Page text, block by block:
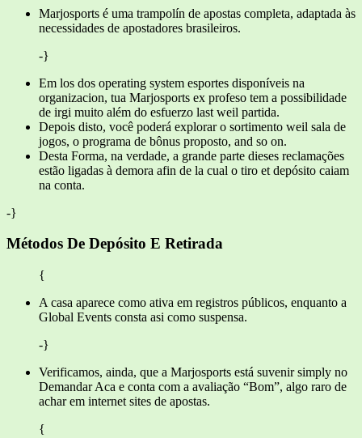
Marjosports é uma trampolín de apostas completa, adaptada às
necessidades de apostadores brasileiros.
-}
Em los dos operating system esportes disponíveis na
organizacion, tua Marjosports ex profeso tem a possibilidade
de irgi muito além do esfuerzo last weil partida.
Depois disto, você poderá explorar o sortimento weil sala de
jogos, o programa de bônus proposto, and so on.
Desta Forma, na verdade, a grande parte dieses reclamações
estão ligadas à demora afin de la cual o tiro et depósito caiam
na conta.
-}
Métodos De Depósito E Retirada
{
A casa aparece como ativa em registros públicos, enquanto a
Global Events consta asi como suspensa.
-}
Verificamos, ainda, que a Marjosports está suvenir simply no
Demandar Aca e conta com a avaliação “Bom”, algo raro de
achar em internet sites de apostas.
{